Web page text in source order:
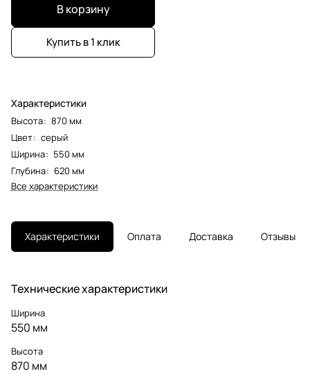
В корзину
Купить в 1 клик
Характеристики
Высота: 870 мм
Цвет: серый
Ширина: 550 мм
Глубина: 620 мм
Все характеристики
Характеристики Оплата Доставка Отзывы
Технические характеристики
Ширина
550 мм
Высота
870 мм